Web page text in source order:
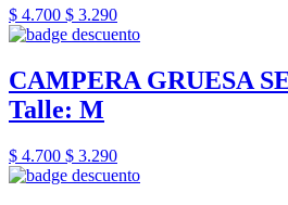
$ 4.700 $ 3.290
CAMPERA GRUESA
Talle: M
$ 4.700 $ 3.290